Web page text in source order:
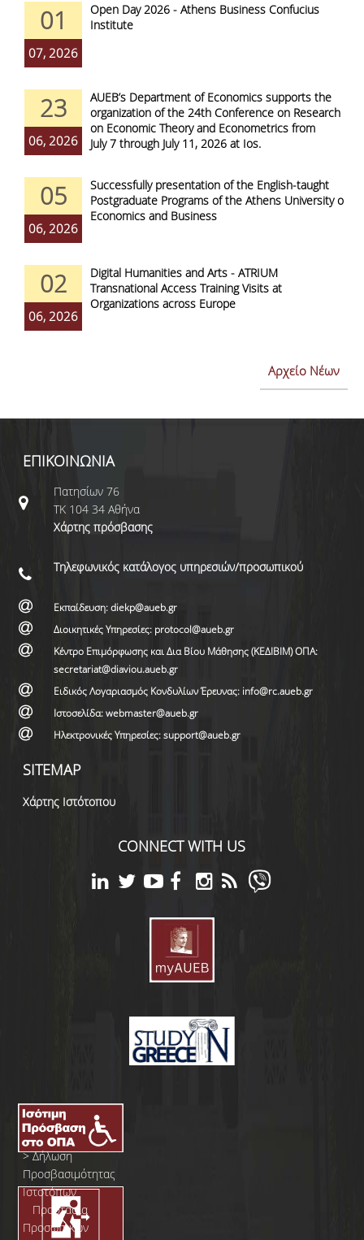
01
07, 2026
Open Day 2026 - Athens Business Confucius
Institute
23
06, 2026
AUEB’s Department of Economics supports the
organization of the 24th Conference on Research
on Economic Theory and Econometrics from
July 7 through July 11, 2026 at Ios.
05
06, 2026
Successfully presentation of the English-taught
Postgraduate Programs of the Athens University of
Economics and Business
02
06, 2026
Digital Humanities and Arts - ATRIUM
Transnational Access Training Visits at
Organizations across Europe
Αρχείο Νέων
ΕΠΙΚΟΙΝΩΝΙΑ
Πατησίων 76
ΤΚ 104 34 Αθήνα
Χάρτης πρόσβασης
Τηλεφωνικός κατάλογος υπηρεσιών/προσωπικού
Εκπαίδευση: diekp@aueb.gr
Διοικητικές Υπηρεσίες: protocol@aueb.gr
Κέντρο Επιμόρφωσης και Δια Βίου Μάθησης (ΚΕΔΙΒΙΜ) ΟΠΑ:
secretariat@diaviou.aueb.gr
Ειδικός Λογαριασμός Κονδυλίων Έρευνας: info@rc.aueb.gr
Ιστοσελίδα: webmaster@aueb.gr
Ηλεκτρονικές Υπηρεσίες: support@aueb.gr
SITEMAP
Χάρτης Ιστότοπου
CONNECT WITH US
>Δήλωση
Προσβασιμότητας
Ιστοτόπων
Προστασία
Προσωπικών